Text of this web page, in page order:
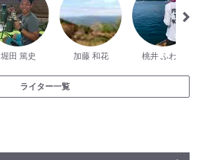
堀田 篤史 加藤 和花 桃井 ふわわ
ライター一覧